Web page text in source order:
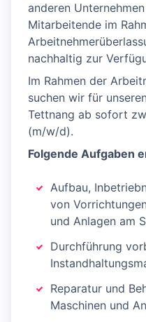
anderen
Mitarbeitende im
nachhaltig zur
Im Rahmen der
suchen wir für
Tettnang ab sofort
(m/w/d).
Folgende Aufgaben
Aufbau,
von
und Anlagen am
Durchführung
Reparatur und
Maschinen und